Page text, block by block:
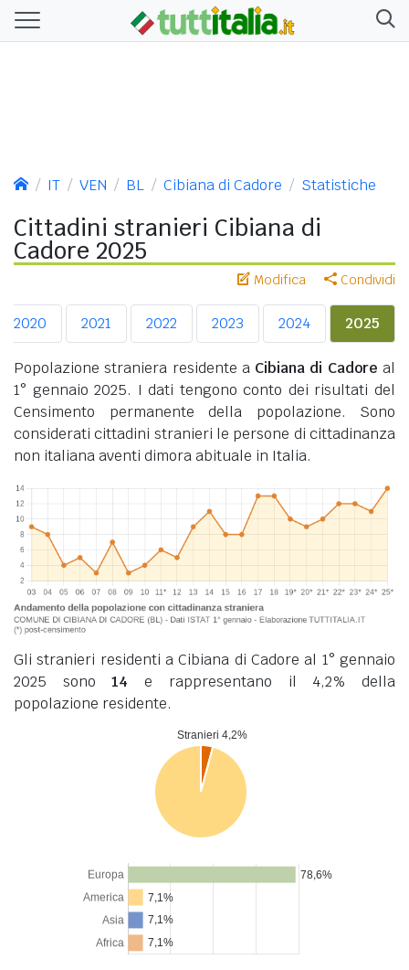
IT VEN BL Cibiana di Cadore Statistiche
Cittadini stranieri Cibiana di
Cadore 2025
Modifica Condividi
2020 2021 2022 2023 2024 2025
Popolazione straniera residente a Cibiana di Cadore al
1° gennaio 2025. I dati tengono conto dei risultati del
Censimento permanente della popolazione. Sono
considerati cittadini stranieri le persone di cittadinanza
non italiana aventi dimora abituale in Italia.
Gli stranieri residenti a Cibiana di Cadore al 1° gennaio
2025 sono14 e rappresentano il 4,2% della
popolazione residente.